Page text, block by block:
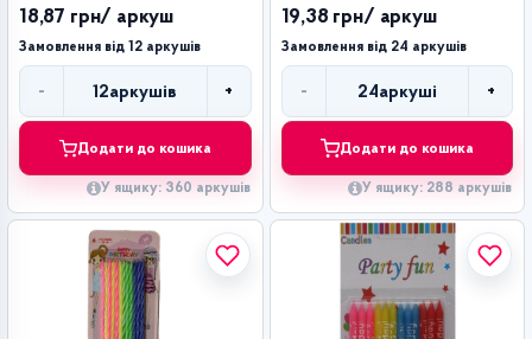
18,87 грн/ аркуш
Замовлення від 12 аркушів
-
Кількість
12аркушів +
Додати до кошика
У ящику: 360 аркушів
19,38 грн/ аркуш
Замовлення від 24 аркушів
-
Кількість
24 аркуші +
Додати до кошика
У ящику: 288 аркушів